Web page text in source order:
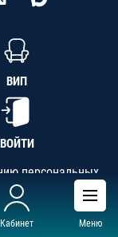
Кабинет Меню
ВИП
ВОЙТИ
персональных